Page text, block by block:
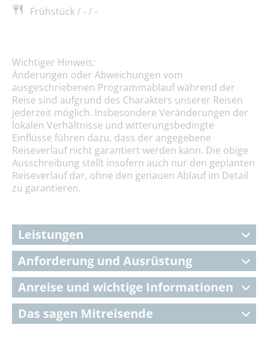
Frühstück / - / -
Wichtiger Hinweis:
Änderungen oder Abweichungen vom
ausgeschriebenen Programmablauf während der
Reise sind aufgrund des Charakters unserer Reisen
jederzeit möglich. Insbesondere Veränderungen der
lokalen Verhältnisse und witterungsbedingte
Einflüsse führen dazu, dass der angegebene
Reiseverlauf nicht garantiert werden kann. Die obige
Ausschreibung stellt insofern auch nur den geplanten
Reiseverlauf dar, ohne den genauen Ablauf im Detail
zu garantieren.
Leistungen
Anforderung und Ausrüstung
Anreise und wichtige Informationen
Das sagen Mitreisende